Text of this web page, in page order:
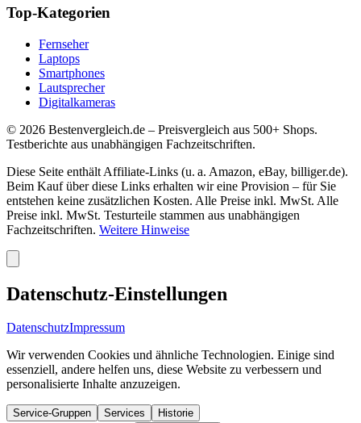
Top-Kategorien
Fernseher
Laptops
Smartphones
Lautsprecher
Digitalkameras
© 2026 Bestenvergleich.de – Preisvergleich aus 500+ Shops.
Testberichte aus unabhängigen Fachzeitschriften.
Diese Seite enthält Affiliate-Links (u. a. Amazon, eBay, billiger.de).
Beim Kauf über diese Links erhalten wir eine Provision – für Sie
entstehen keine zusätzlichen Kosten. Alle Preise inkl. MwSt. Alle
Preise inkl. MwSt. Testurteile stammen aus unabhängigen
Fachzeitschriften. Weitere Hinweise
Datenschutz-Einstellungen
DatenschutzImpressum
Wir verwenden Cookies und ähnliche Technologien. Einige sind
essenziell, andere helfen uns, diese Website zu verbessern und
personalisierte Inhalte anzuzeigen.
Service-Gruppen Services Historie